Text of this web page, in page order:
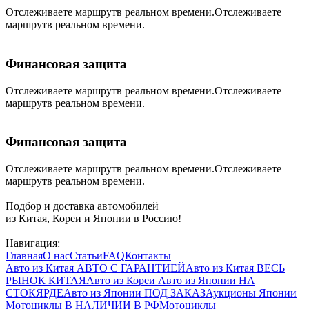
Отслеживаете маршрутв реальном времени.Отслеживаете
маршрутв реальном времени.
Финансовая защита
Отслеживаете маршрутв реальном времени.Отслеживаете
маршрутв реальном времени.
Финансовая защита
Отслеживаете маршрутв реальном времени.Отслеживаете
маршрутв реальном времени.
Подбор и доставка автомобилей
из Китая, Кореи и Японии в Россию!
Навигация:
ГлавнаяО насСтатьиFAQКонтакты
Авто из Китая АВТО С ГАРАНТИЕЙАвто из Китая ВЕСЬ
РЫНОК КИТАЯАвто из Кореи Авто из Японии НА
СТОКЯРДЕАвто из Японии ПОД ЗАКАЗАукционы Японии
Мотоциклы В НАЛИЧИИ В РФМотоциклы